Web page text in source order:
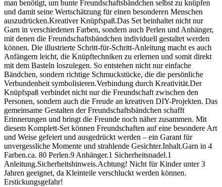
man benötigt, um bunte Freundschaftsbändchen selbst zu knüpfen
und damit seine Wertschätzung für einen besonderen Menschen
auszudrücken.Kreativer Knüpfspaß.Das Set beinhaltet nicht nur
Garn in verschiedenen Farben, sondern auch Perlen und Anhänger,
mit denen die Freundschaftsbändchen individuell gestaltet werden
können. Die illustrierte Schritt-für-Schritt-Anleitung macht es auch
Anfängern leicht, die Knüpftechniken zu erlernen und somit direkt
mit dem Basteln loszulegen. So entstehen nicht nur einfache
Bändchen, sondern richtige Schmuckstücke, die die persönliche
Verbundenheit symbolisieren.Verbindung durch Kreativität.Der
Knüpfspaß verbindet nicht nur die Freundschaft zwischen den
Personen, sondern auch die Freude an kreativen DIY-Projekten. Das
gemeinsame Gestalten der Freundschaftsbändchen schafft
Erinnerungen und bringt die Freunde noch näher zusammen. Mit
diesem Komplett-Set können Freundschaften auf eine besondere Art
und Weise gefeiert und ausgedrückt werden – ein Garant für
unvergessliche Momente und strahlende Gesichter.Inhalt.Garn in 4
Farben.ca. 80 Perlen.9 Anhänger.1 Sicherheitsnadel.1
Anleitung.Sicherheitshinweis.Achtung! Nicht für Kinder unter 3
Jahren geeignet, da Kleinteile verschluckt werden können.
Erstickungsgefahr!